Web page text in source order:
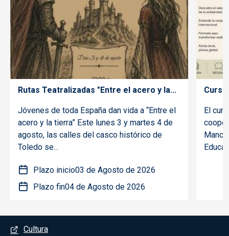
Rutas Teatralizadas "Entre el acero y la...
Jóvenes de toda España dan vida a “Entre el
acero y la tierra” Este lunes 3 y martes 4 de
agosto, las calles del casco histórico de
Toledo se...
Plazo inicio03 de Agosto de 2026
Plazo fin04 de Agosto de 2026
El
Menú del pie
Cultura